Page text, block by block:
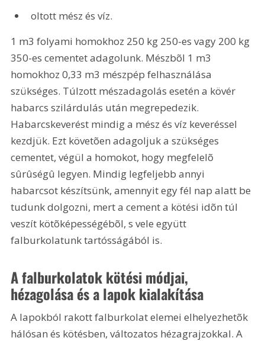
oltott mész és víz.
1 m3 folyami homokhoz 250 kg 250-es vagy 200 kg
350-es cementet adagolunk. Mészbõl 1 m3
homokhoz 0,33 m3 mészpép felhasználása
szükséges. Túlzott mészadagolás esetén a kövér
habarcs szilárdulás után megrepedezik.
Habarcskeverést mindig a mész és víz keveréssel
kezdjük. Ezt követõen adagoljuk a szükséges
cementet, végül a homokot, hogy megfelelõ
sûrûségû legyen. Mindig legfeljebb annyi
habarcsot készítsünk, amennyit egy fél nap alatt be
tudunk dolgozni, mert a cement a kötési idõn túl
veszít kötõképességébõl, s vele együtt
falburkolatunk tartósságából is.
A falburkolatok kötési módjai,
hézagolása és a lapok kialakítása
A lapokból rakott falburkolat elemei elhelyezhetõk
hálósan és kötésben, változatos hézagrajzokkal. A